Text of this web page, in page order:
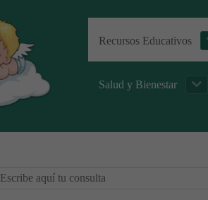
Recursos Educativos
Salud y Bienestar